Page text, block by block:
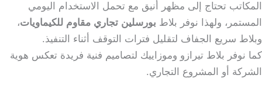
المكاتب تحتاج إلى مظهر أنيق مع تحمل الاستخدام اليومي
المستمر، ولهذا نوفر بلاط بورسلين تجاري مقاوم للكيماويات،
وبلاط سريع الجفاف لتقليل فترات التوقف أثناء التنفيذ.
كما نوفر بلاط تيرازو وموزاييك لتصاميم فنية فريدة تعكس هوية
الشركة أو المشروع التجاري.